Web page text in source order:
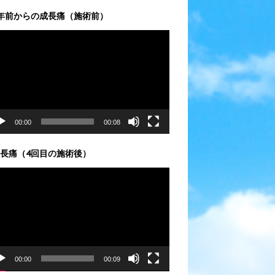
前からの成長痛（施術前）
00:00 00:08
痛（4回目の施術後）
00:00 00:09